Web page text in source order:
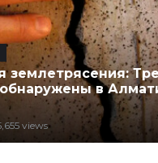
землетрясения:
обнаружены в
views